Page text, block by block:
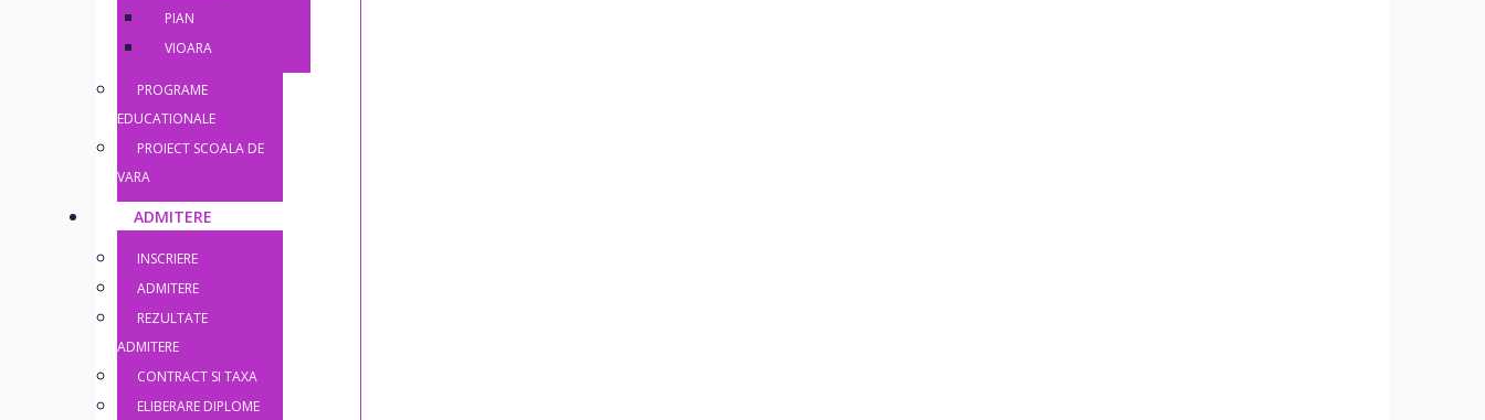
PIAN
VIOARA
PROGRAME
EDUCATIONALE
PROIECT SCOALA DE
VARA
ADMITERE
INSCRIERE
ADMITERE
REZULTATE
ADMITERE
CONTRACT SI TAXA
ELIBERARE DIPLOME